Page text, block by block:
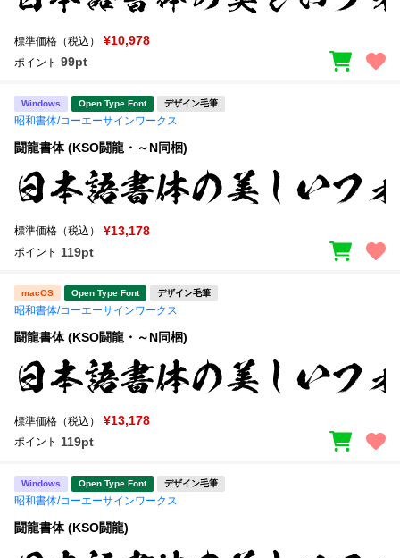
標準価格（税込） ¥10,978
ポイント 99pt
Windows Open Type Font デザイン毛筆
昭和書体/コーエーサインワークス
闘龍書体 (KSO闘龍・～N同梱)
標準価格（税込） ¥13,178
ポイント 119pt
macOS Open Type Font デザイン毛筆
昭和書体/コーエーサインワークス
闘龍書体 (KSO闘龍・～N同梱)
標準価格（税込） ¥13,178
ポイント 119pt
Windows Open Type Font デザイン毛筆
昭和書体/コーエーサインワークス
闘龍書体 (KSO闘龍)